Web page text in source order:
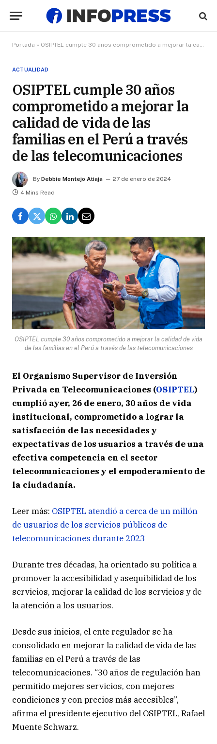
Portada » OSIPTEL cumple 30 años comprometido a mejorar la calidad de vida de las familias en el Perú a través de las telecomunicaciones
ACTUALIDAD
OSIPTEL cumple 30 años
comprometido a mejorar la
calidad de vida de las
familias en el Perú a través
de las telecomunicaciones
By Debbie Montejo Atiaja
27 de enero de 2024
4 Mins Read
OSIPTEL cumple 30 años comprometido a mejorar la calidad de vida
de las familias en el Perú a través de las telecomunicaciones
El Organismo Supervisor de Inversión
Privada en Telecomunicaciones (OSIPTEL)
cumplió ayer, 26 de enero, 30 años de vida
institucional, comprometido a lograr la
satisfacción de las necesidades y
expectativas de los usuarios a través de una
efectiva competencia en el sector
telecomunicaciones y el empoderamiento de
la ciudadanía.
Leer más: OSIPTEL atendió a cerca de un millón
de usuarios de los servicios públicos de
telecomunicaciones durante 2023
Durante tres décadas, ha orientado su política a
promover la accesibilidad y asequibilidad de los
servicios, mejorar la calidad de los servicios y de
la atención a los usuarios.
Desde sus inicios, el ente regulador se ha
consolidado en mejorar la calidad de vida de las
familias en el Perú a través de las
telecomunicaciones. “30 años de regulación han
permitido mejores servicios, con mejores
condiciones y con precios más accesibles”,
afirma el presidente ejecutivo del OSIPTEL, Rafael
Muente Schwarz.